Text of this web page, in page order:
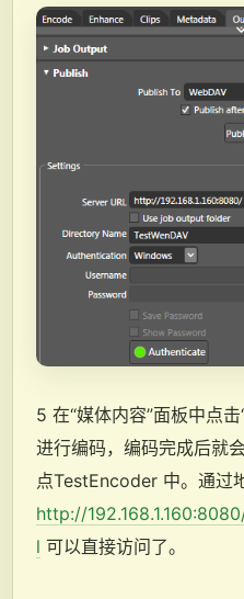
5 在“媒体内容”面板中点
进行编码，编码完成后就
点TestEncoder 中。通过
http://
l 可以直接访问了。